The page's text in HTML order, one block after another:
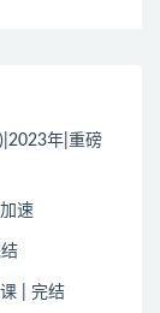
年|重磅
速
| 完结